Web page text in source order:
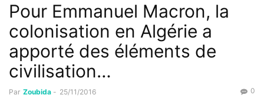
Pour Emmanuel Macron, la
colonisation en Algérie a
apporté des éléments de
civilisation…
Par Zoubida - 25/11/2016 0